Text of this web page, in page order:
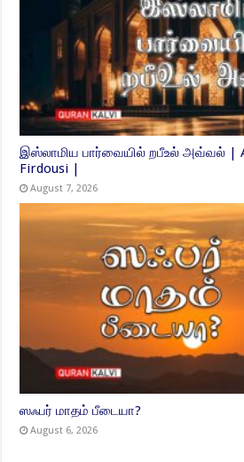
இஸ்லாமிய பார்வையில் றபீஉல் அவ்வல் |
Firdousi |
August 7, 2026
ஸஃபர் மாதம் பீடையா?
August 6, 2026